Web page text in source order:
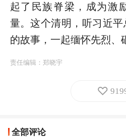
起了民族脊梁，成为激
量。这个清明，听习近
的故事，一起缅怀先烈、
责任编辑： 郑晓宇
全部评论